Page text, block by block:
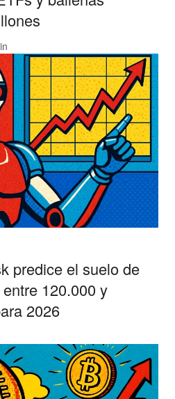
predice el suelo de
120.000 y
2026